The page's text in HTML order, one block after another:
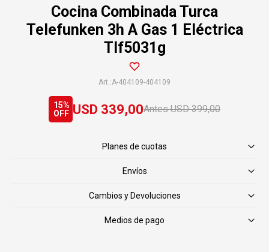
Cocina Combinada Turca
Telefunken 3h A Gas 1 Eléctrica
Tlf5031g
A-404109-404109
USD 339,00 USD 399,00
15
Planes de cuotas
Envíos
Cambios y Devoluciones
Medios de pago